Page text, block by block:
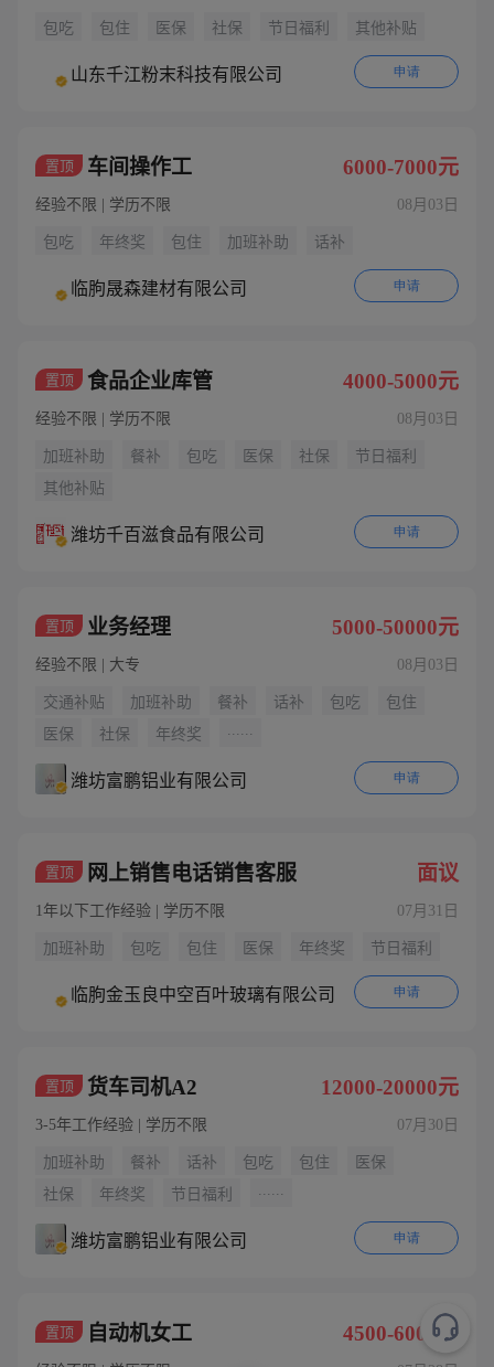
包吃 包住 医保 社保 节日福利 其他补贴
山东千江粉末科技有限公司 申请
置顶 车间操作工 6000-7000元
经验不限 | 学历不限 08月03日
包吃 年终奖 包住 加班补助 话补
临朐晟森建材有限公司 申请
置顶 食品企业库管 4000-5000元
经验不限 | 学历不限 08月03日
加班补助 餐补 包吃 医保 社保
节日福利
其他补贴
潍坊千百滋食品有限公司 申请
置顶 业务经理 5000-50000元
经验不限 | 大专 08月03日
交通补贴 加班补助 餐补 话补 包吃
包住
医保
社保 年终奖 ......
潍坊富鹏铝业有限公司 申请
置顶 网上销售电话销售客服 面议
1年以下工作经验 | 学历不限 07月31日
加班补助 包吃 包住 医保 年终奖 节日福利
临朐金玉良中空百叶玻璃有限公司 申请
置顶 货车司机A2 12000-20000元
3-5年工作经验 | 学历不限 07月30日
加班补助 餐补 话补 包吃 包住
医保
社保
年终奖 节日福利 ......
潍坊富鹏铝业有限公司 申请
置顶 自动机女工 4500-6000元